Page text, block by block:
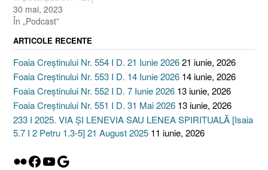
30 mai, 2023
În „Podcast”
ARTICOLE RECENTE
Foaia Creștinului Nr. 554 I D. 21 Iunie 202621 iunie, 2026
Foaia Creștinului Nr. 553 I D. 14 Iunie 2026 14 iunie, 2026
Foaia Creștinului Nr. 552 I D. 7 Iunie 2026 13 iunie, 2026
Foaia Creștinului Nr. 551 I D. 31 Mai 2026 13 iunie, 2026
233 I 2025. VIA ȘI LENEVIA SAU LENEA SPIRITUALĂ [Isaia
5.7 I 2 Petru 1.3-5] 21 August 2025 11 iunie, 2026
Flickr
Facebook
YouTube
Google